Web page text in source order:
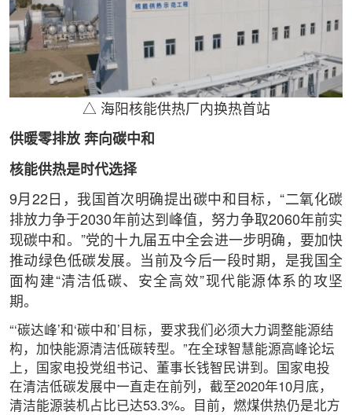
△ 海阳核能供热厂内换热首站
供暖零排放 奔向碳中和
核能供热是时代选择
9月22日，我国首次明确提出碳中和目标，“二氧化碳
排放力争于2030年前达到峰值，努力争取2060年前实
现碳中和。”党的十九届五中全会进一步明确，要加快
推动绿色低碳发展。当前及今后一段时期，是我国全
面构建“清洁低碳、安全高效”现代能源体系的攻坚
期。
“‘碳达峰’和‘碳中和’目标，要求我们必须大力调整能源结
构，加快能源清洁低碳转型。”在全球智慧能源高峰论坛
上，国家电投党组书记、董事长钱智民讲到。国家电投
在清洁低碳发展中一直走在前列，截至2020年10月底，
清洁能源装机占比已达53.3%。目前，燃煤供热仍是北方